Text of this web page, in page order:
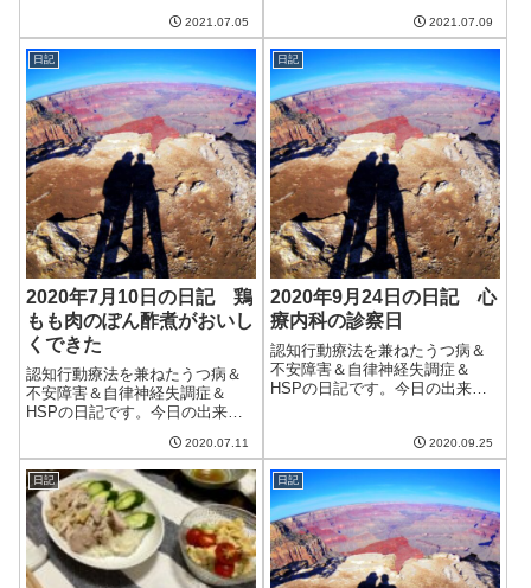
ということもなく、散歩に行く
ことができなかった。いつも家
に引きこもっているとはいえ、
せっかくの土日に散歩に行けな
いのは残念に思う...
2021.07.05
く天気は悪く、星は見えなかっ
た。そして、今日も蒸し暑く、
エアコンの除湿のお世話に。決
して気温がすごく高いわけでは
ないのだけど、室...
2021.07.09
日記
2020年7月10日の日記 鶏
もも肉のぽん酢煮がおいし
くできた
認知行動療法を兼ねたうつ病＆
不安障害＆自律神経失調症＆
HSPの日記です。今日の出来事
気。蒸し暑くて午後から除湿を
つける。まだこの先一週間はこ
んな天気が続くらしい。早く梅
雨が明けてほしい。眠気が強
く、朝と昼と2回、3...
2020.07.11
日記
2020年9月24日の日記 心
療内科の診察日
認知行動療法を兼ねたうつ病＆
不安障害＆自律神経失調症＆
HSPの日記です。今日の出来事
う予報だったのが、かなり穏や
かな天気となった。涼しくて過
ごしやすいのはいいが、湿気が
多いのは。。。し...
2020.09.25
日記 日記